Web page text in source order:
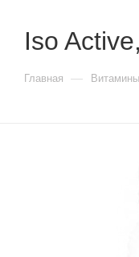
Iso
Главная —